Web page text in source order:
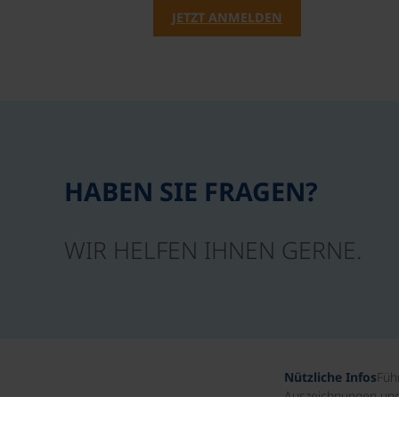
JETZT ANMELDEN
HABEN SIE FRAGEN?
WIR HELFEN IHNEN GERNE.
Nützliche Infos
Auszeichnungen